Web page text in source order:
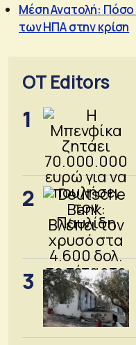
Μέση Ανατολή: Πόσο
των ΗΠΑ στην κρίση
OT Editors
1
2
3